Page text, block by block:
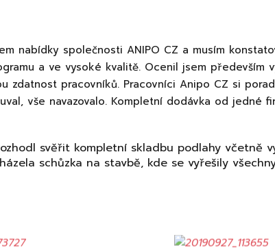
nabídky společnosti ANIPO CZ a musím
a ve vysoké kvalitě. Ocenil jsem
zdatnost pracovníků. Pracovníci Anipo CZ si
vše navazovalo. Kompletní dodávka od jedné
svěřit kompletní skladbu podlahy včetně
schůzka na stavbě, kde se vyřešily